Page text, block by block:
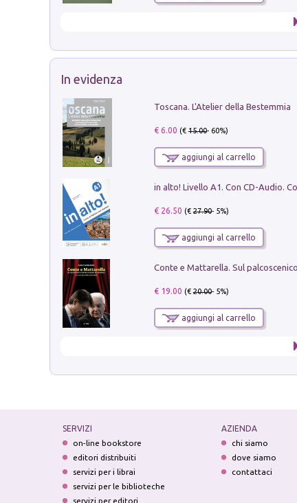
In evidenza
Toscana. L'Atelier della Bestemmia
€ 6.00 (€15.00- 60%)
aggiungi al carrello
€ 26.50 (€27.90- 5%)
aggiungi al carrello
€ 19.00 (€20.00- 5%)
aggiungi al carrello
SERVIZI
on-line bookstore
editori distribuiti
servizi per i librai
servizi per le biblioteche
servizi per editori
AZIENDA
chi siamo
dove siamo
contattaci